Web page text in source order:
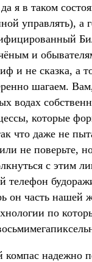
я в таком
управлять), а
и
и не сказка, а
шагаем.
водах
которые
что даже не
не поверьте,
с этим
телефон
он часть нашей
по
надежно